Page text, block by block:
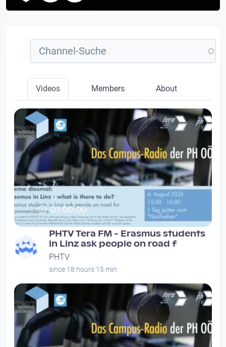
Videos Members About
01:00:00
PHTV Tera FM - Erasmus students
in Linz ask people on road f
PHTV
since 18 hours 15 min